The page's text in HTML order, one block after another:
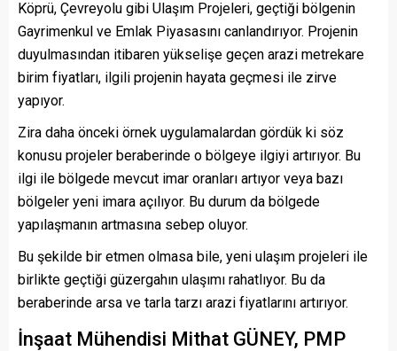
Köprü, Çevreyolu gibi Ulaşım Projeleri, geçtiği bölgenin
Gayrimenkul ve Emlak Piyasasını canlandırıyor. Projenin
duyulmasından itibaren yükselişe geçen arazi metrekare
birim fiyatları, ilgili projenin hayata geçmesi ile zirve
yapıyor.
Zira daha önceki örnek uygulamalardan gördük ki söz
konusu projeler beraberinde o bölgeye ilgiyi artırıyor. Bu
ilgi ile bölgede mevcut imar oranları artıyor veya bazı
bölgeler yeni imara açılıyor. Bu durum da bölgede
yapılaşmanın artmasına sebep oluyor.
Bu şekilde bir etmen olmasa bile, yeni ulaşım projeleri ile
birlikte geçtiği güzergahın ulaşımı rahatlıyor. Bu da
beraberinde arsa ve tarla tarzı arazi fiyatlarını artırıyor.
İnşaat Mühendisi Mithat GÜNEY, PMP